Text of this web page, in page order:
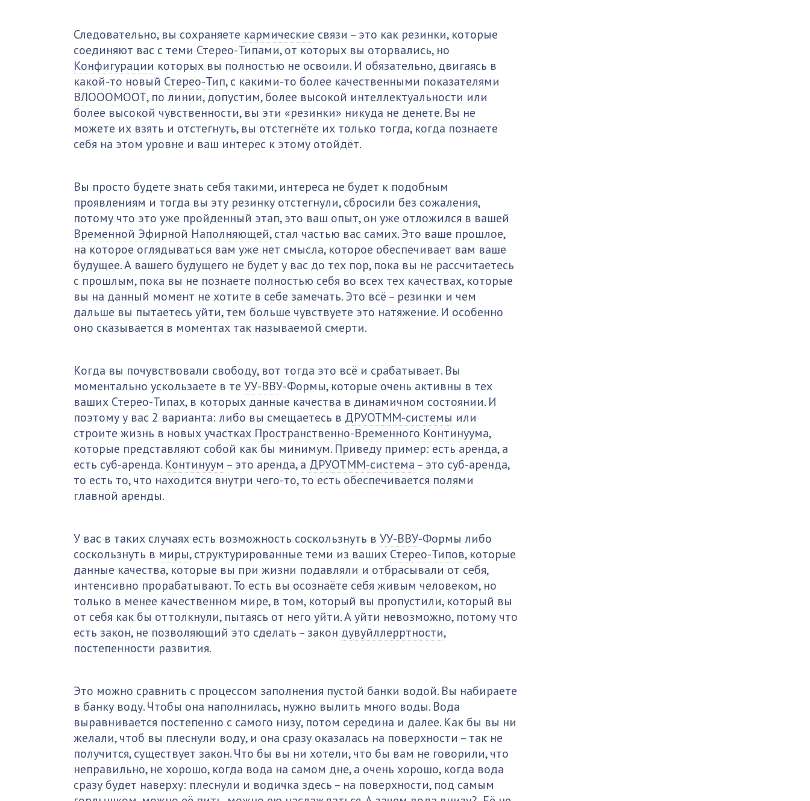
Следовательно, вы сохраняете кармические связи – это как резинки, которые
соединяют вас с теми Стерео-Типами, от которых вы оторвались, но
Конфигурации которых вы полностью не освоили. И обязательно, двигаясь в
какой-то новый Стерео-Тип, с какими-то более качественными показателями
ВЛОООМООТ, по линии, допустим, более высокой интеллектуальности или
более высокой чувственности, вы эти «резинки» никуда не денете. Вы не
можете их взять и отстегнуть, вы отстегнёте их только тогда, когда познаете
себя на этом уровне и ваш интерес к этому отойдёт.
Вы просто будете знать себя такими, интереса не будет к подобным
проявлениям и тогда вы эту резинку отстегнули, сбросили без сожаления,
потому что это уже пройденный этап, это ваш опыт, он уже отложился в вашей
Временной Эфирной Наполняющей, стал частью вас самих. Это ваше прошлое,
на которое оглядываться вам уже нет смысла, которое обеспечивает вам ваше
будущее. А вашего будущего не будет у вас до тех пор, пока вы не рассчитаетесь
с прошлым, пока вы не познаете полностью себя во всех тех качествах, которые
вы на данный момент не хотите в себе замечать. Это всё – резинки и чем
дальше вы пытаетесь уйти, тем больше чувствуете это натяжение. И особенно
оно сказывается в моментах так называемой смерти.
Когда вы почувствовали свободу, вот тогда это всё и срабатывает. Вы
моментально ускользаете в те УУ-ВВУ-Формы, которые очень активны в тех
ваших Стерео-Типах, в которых данные качества в динамичном состоянии. И
поэтому у вас 2 варианта: либо вы смещаетесь в ДРУОТММ-системы или
строите жизнь в новых участках Пространственно-Временного Континуума,
которые представляют собой как бы минимум. Приведу пример: есть аренда, а
есть суб-аренда. Континуум – это аренда, а ДРУОТММ-система – это суб-аренда,
то есть то, что находится внутри чего-то, то есть обеспечивается полями
главной аренды.
У вас в таких случаях есть возможность соскользнуть в УУ-ВВУ-Формы либо
соскользнуть в миры, структурированные теми из ваших Стерео-Типов, которые
данные качества, которые вы при жизни подавляли и отбрасывали от себя,
интенсивно прорабатывают. То есть вы осознаёте себя живым человеком, но
только в менее качественном мире, в том, который вы пропустили, который вы
от себя как бы оттолкнули, пытаясь от него уйти. А уйти невозможно, потому что
есть закон, не позволяющий это сделать – закон дувуйллерртности,
постепенности развития.
Это можно сравнить c процессом заполнения пустой банки водой. Вы набираете
в банку воду. Чтобы она наполнилась, нужно вылить много воды. Вода
выравнивается постепенно с самого низу, потом середина и далее. Как бы вы ни
желали, чтоб вы плеснули воду, и она сразу оказалась на поверхности – так не
получится, существует закон. Что бы вы ни хотели, что бы вам не говорили, что
неправильно, не хорошо, когда вода на самом дне, а очень хорошо, когда вода
сразу будет наверху: плеснули и водичка здесь – на поверхности, под самым